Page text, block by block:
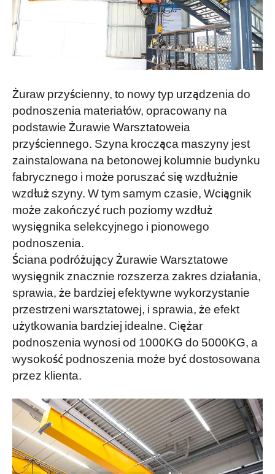
Żuraw przyścienny, to nowy typ urządzenia do
podnoszenia materiałów, opracowany na
podstawie Żurawie Warsztatoweia
przyściennego. Szyna krocząca maszyny jest
zainstalowana na betonowej kolumnie budynku
fabrycznego i może poruszać się wzdłużnie
wzdłuż szyny. W tym samym czasie, Wciągnik
może zakończyć ruch poziomy wzdłuż
wysięgnika selekcyjnego i pionowego
podnoszenia.
Ściana podróżujący Żurawie Warsztatowe
wysięgnik znacznie rozszerza zakres działania,
sprawia, że bardziej efektywne wykorzystanie
przestrzeni warsztatowej, i sprawia, że efekt
użytkowania bardziej idealne. Ciężar
podnoszenia wynosi od 1000KG do 5000KG, a
wysokość podnoszenia może być dostosowana
przez klienta.